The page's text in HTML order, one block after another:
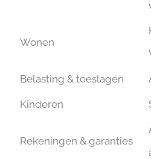
Wonen
Belasting & toeslagen
Kinderen
Rekeningen & garanties